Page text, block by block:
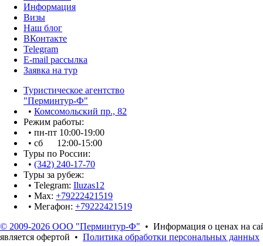
Информация
Визы
Наш блог
ВКонтакте
Telegram
E-mail рассылка
Заявка на тур
Туристическое агентство
"Перминтур-Ф"
• Комсомольский пр., 82
Режим работы:
• пн-пт 10:00-19:00
• сб 12:00-15:00
Туры по России:
• (342) 240-17-70
Туры за рубеж:
• Telegram: Iluzas12
• Max: +79222421519
• Мегафон: +79222421519
© 2009-2026 ООО "Перминтур-Ф" • Информация о ценах на
является офертой • Политика обработки персональных данных